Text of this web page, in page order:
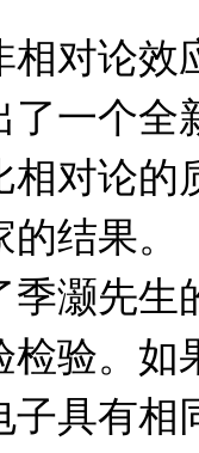
相对论效
了一个
相对论的
结果。
季灏先生
检验。如
子具有相